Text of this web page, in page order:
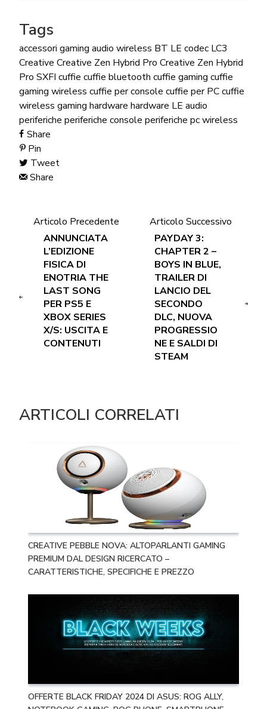
Tags
accessori gaming audio wireless BT LE codec LC3
Creative Creative Zen Hybrid Pro Creative Zen Hybrid
Pro SXFI cuffie cuffie bluetooth cuffie gaming cuffie
gaming wireless cuffie per console cuffie per PCcuffie
wireless gaming hardware hardware LE audio
periferiche periferiche console periferiche pcwireless
Share
Pin
Tweet
Share
Articolo Precedente
ANNUNCIATA
L’EDIZIONE
FISICA DI
ENOTRIA THE
LAST SONG
PER PS5 E
XBOX SERIES
X/S: USCITA E
CONTENUTI
Articolo Successivo
PAYDAY 3:
CHAPTER 2 –
BOYS IN BLUE,
TRAILER DI
LANCIO DEL
SECONDO
DLC, NUOVA
PROGRESSIO
NE E SALDI DI
STEAM
ARTICOLI CORRELATI
CREATIVE PEBBLE NOVA: ALTOPARLANTI GAMING
PREMIUM DAL DESIGN RICERCATO –
CARATTERISTICHE, SPECIFICHE E PREZZO
OFFERTE BLACK FRIDAY 2024 DI ASUS: ROG ALLY,